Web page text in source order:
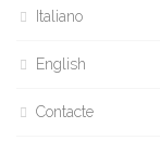
Italiano
English
Contacte